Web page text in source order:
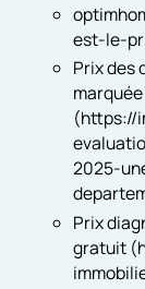
est-le-
Prix des
(https://
2025-
Prix
gratuit